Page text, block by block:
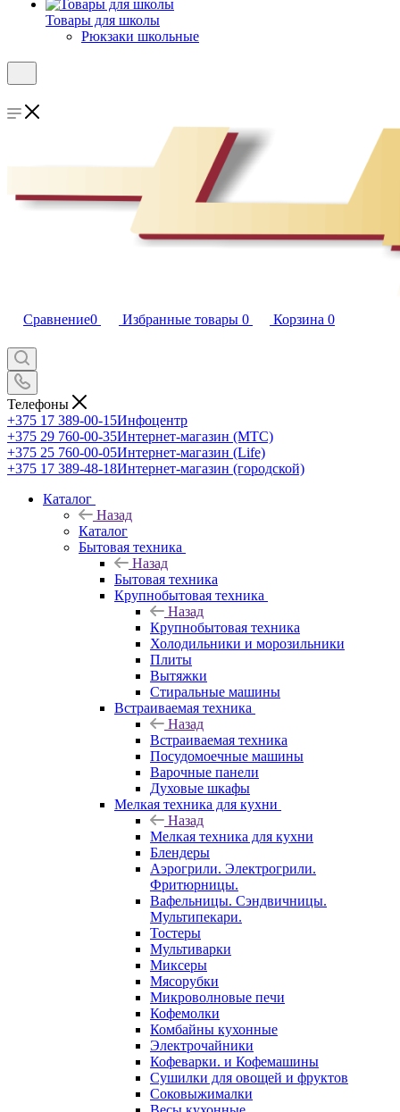
Товары для школы
Рюкзаки школьные
Сравнение0 Избранные товары 0 Корзина 0
Телефоны
+375 17 389-00-15Инфоцентр
+375 29 760-00-35Интернет-магазин (МТС)
+375 25 760-00-05Интернет-магазин (Life)
+375 17 389-48-18Интернет-магазин (городской)
Каталог
Назад
Каталог
Бытовая техника
Назад
Бытовая техника
Крупнобытовая техника
Назад
Крупнобытовая техника
Холодильники и морозильники
Плиты
Вытяжки
Стиральные машины
Встраиваемая техника
Назад
Встраиваемая техника
Посудомоечные машины
Варочные панели
Духовые шкафы
Мелкая техника для кухни
Назад
Мелкая техника для кухни
Блендеры
Аэрогрили. Электрогрили.
Фритюрницы.
Вафельницы. Сэндвичницы.
Мультипекари.
Тостеры
Мультиварки
Миксеры
Мясорубки
Микроволновые печи
Кофемолки
Комбайны кухонные
Электрочайники
Кофеварки. и Кофемашины
Сушилки для овощей и фруктов
Соковыжималки